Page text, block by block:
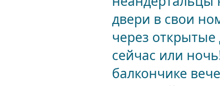
двери в свои
через
сейчас или
балкончике